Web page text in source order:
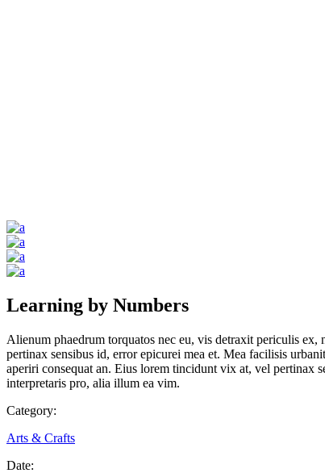
Learning by Numbers
Alienum phaedrum torquatos nec eu, vis detraxit periculis
pertinax sensibus id, error epicurei mea et. Mea facilisis
aperiri consequat an. Eius lorem tincidunt vix at, vel pertinax
interpretaris pro, alia illum ea vim.
Category:
Arts & Crafts
Date: